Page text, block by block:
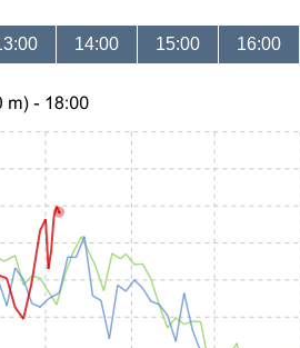
14:00 15:00 16:00